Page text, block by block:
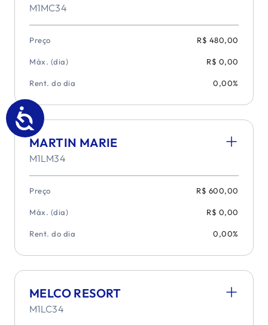
M1MC34
Preço R$ 480,00
Máx. (dia) R$ 0,00
Rent. do dia 0,00%
MARTIN MARIE
M1LM34
Preço R$ 600,00
Máx. (dia) R$ 0,00
Rent. do dia 0,00%
MELCO RESORT
M1LC34